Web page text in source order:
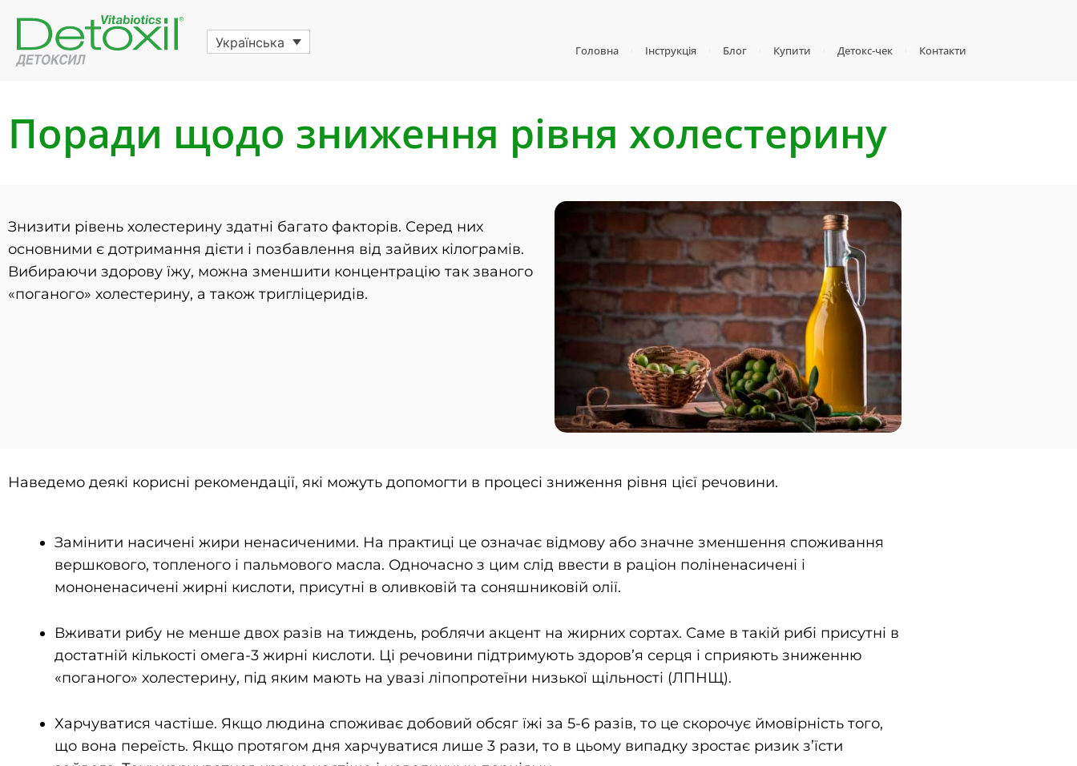
Українська
Головна Інструкція Блог Купити Детокс-чек Контакти
Поради щодо зниження рівня холестерину
Знизити рівень холестерину здатні багато факторів. Серед них
основними є дотримання дієти і позбавлення від зайвих кілограмів.
Вибираючи здорову їжу, можна зменшити концентрацію так званого
«поганого» холестерину, а також тригліцеридів.
Наведемо деякі корисні рекомендації, які можуть допомогти в процесі зниження рівня цієї речовини.
Замінити насичені жири ненасиченими. На практиці це означає відмову або значне зменшення споживання
вершкового, топленого і пальмового масла. Одночасно з цим слід ввести в раціон поліненасичені і
мононенасичені жирні кислоти, присутні в оливковій та соняшниковій олії.
Вживати рибу не менше двох разів на тиждень, роблячи акцент на жирних сортах. Саме в такій рибі присутні в
достатній кількості омега-3 жирні кислоти. Ці речовини підтримують здоров’я серця і сприяють зниженню
«поганого» холестерину, під яким мають на увазі ліпопротеїни низької щільності (ЛПНЩ).
Харчуватися частіше. Якщо людина споживає добовий обсяг їжі за 5-6 разів, то це скорочує ймовірність того,
що вона переїсть. Якщо протягом дня харчуватися лише 3 рази, то в цьому випадку зростає ризик з’їсти